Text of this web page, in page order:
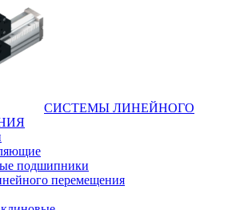
СИСТЕМЫ ЛИНЕЙНОГО
подшипники
перемещения